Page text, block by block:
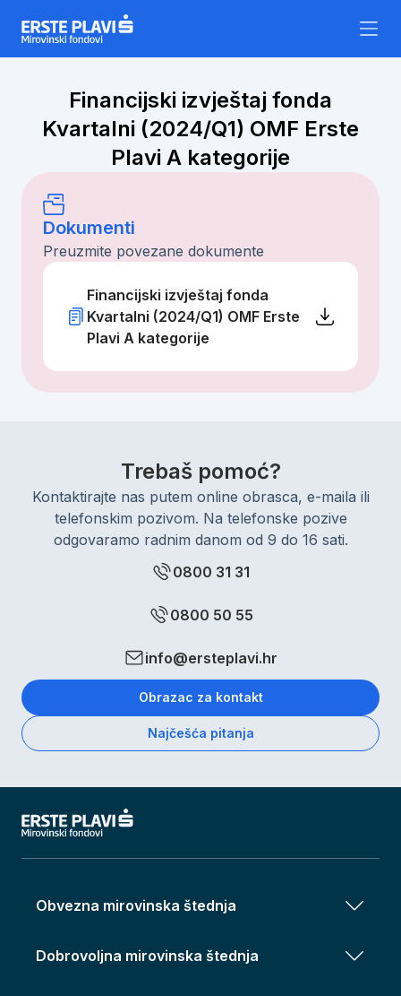
Financijski izvještaj fonda
Kvartalni (2024/Q1) OMF Erste
Plavi A kategorije
Dokumenti
Preuzmite povezane dokumente
Financijski izvještaj fonda
Kvartalni (2024/Q1) OMF Erste
Plavi A kategorije
Trebaš pomoć?
Kontaktirajte nas putem online obrasca, e-maila ili
telefonskim pozivom. Na telefonske pozive
odgovaramo radnim danom od 9 do 16 sati.
0800 31 31
0800 50 55
info@ersteplavi.hr
Obrazac za kontakt
Najčešća pitanja
Obvezna mirovinska štednja
Dobrovoljna mirovinska štednja